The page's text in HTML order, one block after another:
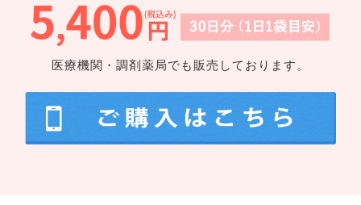
医療機関・調剤薬局でも販売しております。